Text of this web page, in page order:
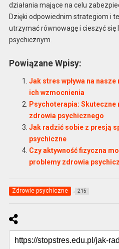
działania mające na celu
Dzięki odpowiednim strategiom i
utrzymać równowagę i cieszyć
psychicznym.
Powiązane Wpisy:
Jak stres wpływa na
ich wzmocnienia
Psychoterapia:
zdrowia psychicznego
Jak radzić sobie z presją
psychiczne
Czy aktywność fizyczna
problemy zdrowia
Zdrowie psychiczne 215